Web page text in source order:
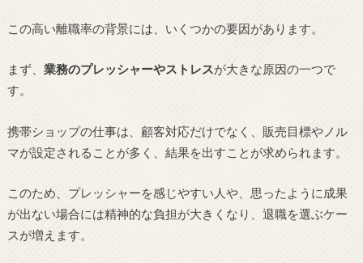
この高い離職率の背景には、いくつかの要因があります。
まず、 業務のプレッシャーやストレスが大きな原因の一つで
す。
携帯ショップの仕事は、顧客対応だけでなく、販売目標やノル
マが設定されることが多く、結果を出すことが求められます。
このため、プレッシャーを感じやすい人や、思ったように成果
が出ない場合には精神的な負担が大きくなり、退職を選ぶケー
スが増えます。